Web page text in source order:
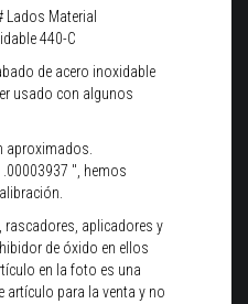
Lados Material
440-C
de acero inoxidable
usado con algunos
", hemos
aplicadores y
de óxido en ellos
en la foto es una
artículo para la venta y no